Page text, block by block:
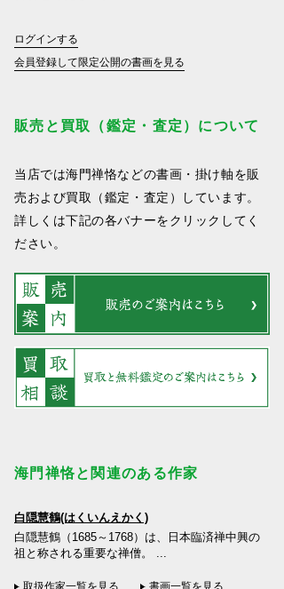
ログインする
会員登録して限定公開の書画を見る
販売と買取（鑑定・査定）について
当店では海門禅恪などの書画・掛け軸を販
売および買取（鑑定・査定）しています。
詳しくは下記の各バナーをクリックしてく
ださい。
海門禅恪と関連のある作家
白隠慧鶴(はくいんえかく)
白隠慧鶴（1685～1768）は、日本臨済禅中興の
祖と称される重要な禅僧。 ...
取扱作家一覧を見る 書画一覧を見る